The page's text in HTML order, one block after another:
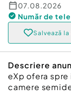
07.08.2026
Număr de
Salvează
Descriere
eXp ofera
camere